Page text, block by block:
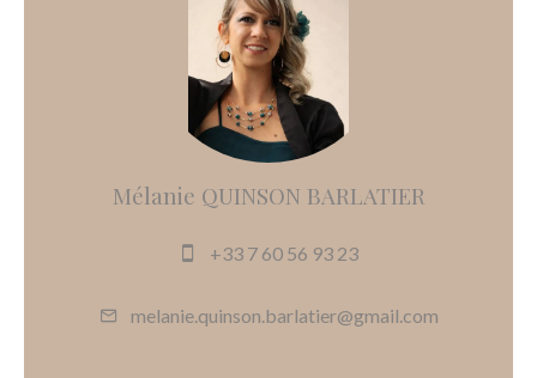
Mélanie QUINSON BARLATIER
+33 7 60 56 93 23
melanie.quinson.barlatier@gmail.com